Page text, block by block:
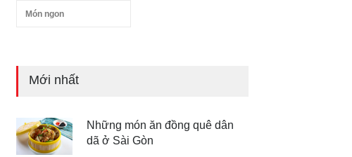
Món ngon
Mới nhất
Những món ăn đồng quê dân
dã ở Sài Gòn